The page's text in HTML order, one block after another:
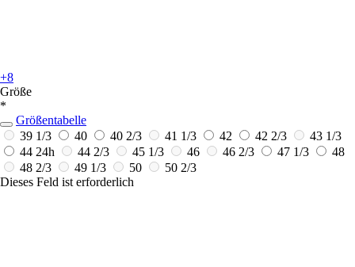
+8
Größe
*
Größentabelle
39 1/3
40 40 2/3 41 1/3 42 42 2/3
43 1/3
44 24h 44 2/3 45 1/3 46 46 2/3 47 1/3
48
48 2/3
49 1/3 50
50 2/3
Dieses Feld ist erforderlich